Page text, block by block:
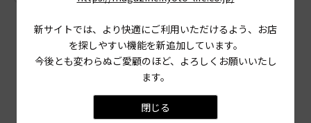
新サイトでは、より快適にご利用いただけるよう、お店
を探しやすい機能を新追加しています。
今後とも変わらぬご愛顧のほど、よろしくお願いいたし
ます。
閉じる